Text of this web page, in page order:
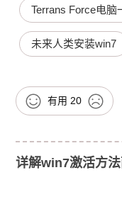
Terrans Force电脑
未来人类安装win7
有用 20
详解win7激活方